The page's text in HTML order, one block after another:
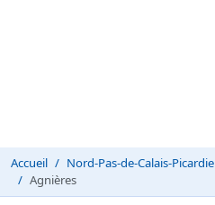
Accueil Nord-Pas-de-Calais-Picardie
Agnières